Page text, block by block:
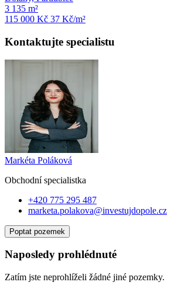
3 135 m²
115 000 Kč 37 Kč/m²
Kontaktujte specialistu
Markéta Poláková
Obchodní specialistka
+420 775 295 487
marketa.polakova@investujdopole.cz
Poptat pozemek
Naposledy prohlédnuté
Zatím jste neprohlíželi žádné jiné pozemky.